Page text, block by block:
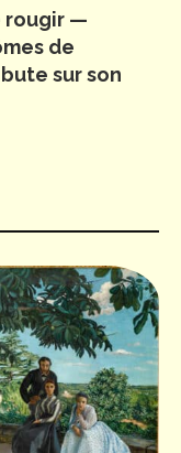
rougir —
de
sur son